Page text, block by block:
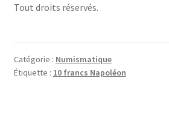
Tout droits réservés.
Catégorie : Numismatique
Étiquette : 10 francs Napoléon